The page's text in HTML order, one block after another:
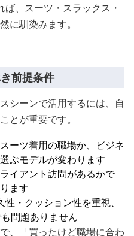
、スーツ・スラックス・
に馴染みます。
前提条件
シーンで活用するには、自
とが重要です。
スーツ着用の職場か、ビジネ
ぶモデルが変わります
イアント訪問があるかで
ます
性・クッション性を重視、
問題ありません
、「買ったけど職場に合わ